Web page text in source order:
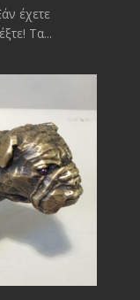
έχετε
Τα...